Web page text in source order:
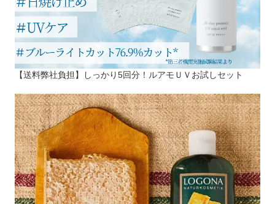
【送料弊社負担】しっかり5回分！ルアモＵＶお試しセット